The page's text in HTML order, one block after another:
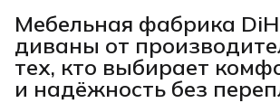
Мебельная фабрика
диваны от
тех, кто выбирает
и надёжность без